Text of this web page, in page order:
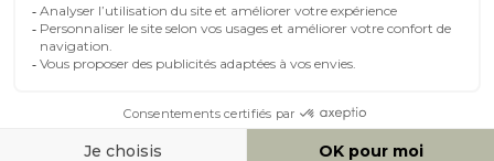
FRANCE
© 2007-2026 Miliboo
Tous droits réservés